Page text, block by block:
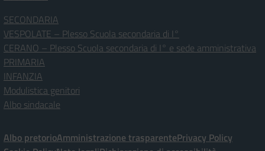
SECONDARIA
VESPOLATE – Plesso Scuola secondaria di I°
CERANO – Plesso Scuola secondaria di I° e sede amministrativa
PRIMARIA
INFANZIA
Modulistica genitori
Albo sindacale
Albo pretorioAmministrazione trasparentePrivacy Policy